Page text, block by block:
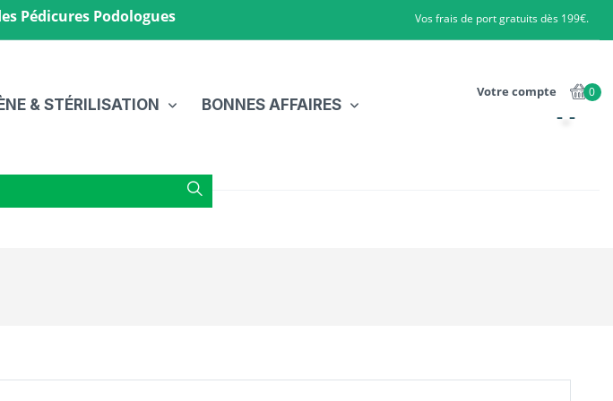
Pédicures Podologues Vos frais de port gratuits dès 199€.
& STÉRILISATION BONNES AFFAIRES
Votre compte 0